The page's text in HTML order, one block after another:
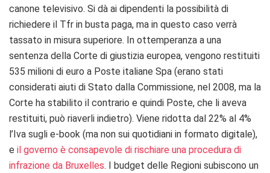
canone televisivo. Si dà ai dipendenti la possibilità di
richiedere il Tfr in busta paga, ma in questo caso verrà
tassato in misura superiore. In ottemperanza a una
sentenza della Corte di giustizia europea, vengono restituiti
535 milioni di euro a Poste italiane Spa (erano stati
considerati aiuti di Stato dalla Commissione, nel 2008, ma la
Corte ha stabilito il contrario e quindi Poste, che li aveva
restituiti, può riaverli indietro). Viene ridotta dal 22% al 4%
l’Iva sugli e-book (ma non sui quotidiani in formato digitale),
e il governo è consapevole di rischiare una procedura di
infrazione da Bruxelles. I budget delle Regioni subiscono un